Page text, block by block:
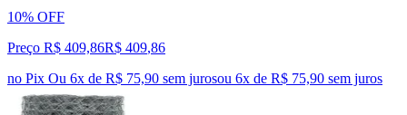
10% OFF
Preço R$ 409,86R$ 409,86
no Pix Ou 6x de R$ 75,90 sem jurosou 6x de R$ 75,90 sem juros